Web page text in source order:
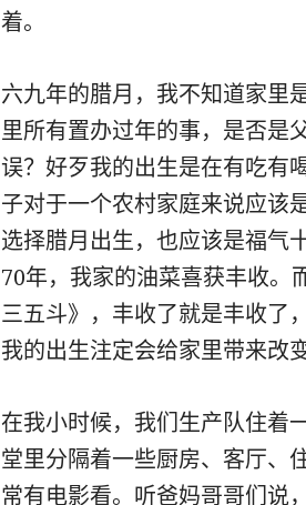
着。
六九年的腊月，我不知道家里
里所有置办过年的事，是否是
误？好歹我的出生是在有吃有
子对于一个农村家庭来说应该
选择腊月出生，也应该是福气
70年，我家的油菜喜获丰收。
三五斗》，丰收了就是丰收了
我的出生注定会给家里带来改变
在我小时候，我们生产队住着
堂里分隔着一些厨房、客厅、
常有电影看。听爸妈哥哥们说